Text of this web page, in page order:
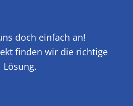
doch einfach an!
finden wir die richtige
Lösung.